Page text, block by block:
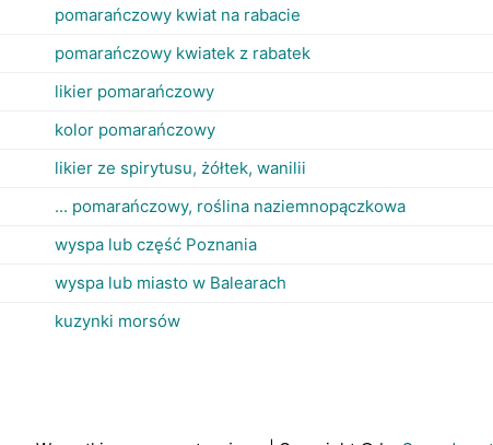
pomarańczowy kwiat na rabacie
pomarańczowy kwiatek z rabatek
likier pomarańczowy
kolor pomarańczowy
likier ze spirytusu, żółtek, wanilii
... pomarańczowy, roślina naziemnopączkowa
wyspa lub część Poznania
wyspa lub miasto w Balearach
kuzynki morsów